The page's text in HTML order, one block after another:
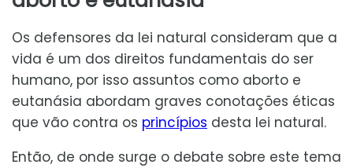
Os defensores da lei natural consideram que a
vida é um dos direitos fundamentais do ser
humano, por isso assuntos como aborto e
eutanásia abordam graves conotações éticas
que vão contra os princípios desta lei natural.
Então, de onde surge o debate sobre este tema